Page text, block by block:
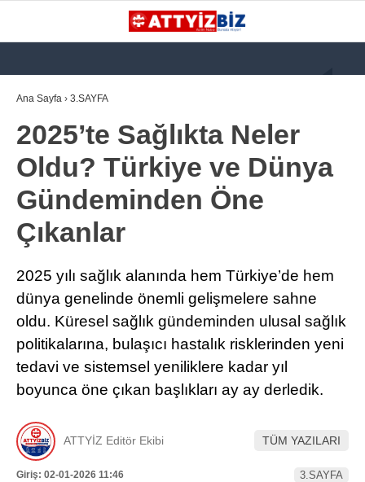
Hattı
KATEGORİLER
GÜNDEM
112 ACİL
KPSS
PARAMEDİK (AABT)
STK
İLANLAR
TERCİH ROBOTU
Ana Sayfa › 3.SAYFA
2025’te Sağlıkta Neler
Oldu? Türkiye ve Dünya
Gündeminden Öne
Çıkanlar
2025 yılı sağlık alanında hem Türkiye’de hem
dünya genelinde önemli gelişmelere sahne
oldu. Küresel sağlık gündeminden ulusal sağlık
politikalarına, bulaşıcı hastalık risklerinden yeni
tedavi ve sistemsel yeniliklere kadar yıl
boyunca öne çıkan başlıkları ay ay derledik.
ATTYİZ Editör Ekibi TÜM YAZILARI
Giriş: 02-01-2026 11:46
3.SAYFA